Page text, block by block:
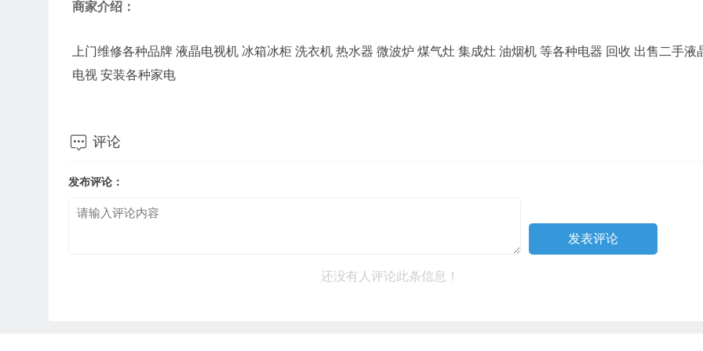
商家介绍：
上门维修各种品牌 液晶电视机 冰箱冰柜 洗衣机 热水器 微波炉 煤气灶 集成灶 油烟机 等各种电器 回收 出售二手液
电视 安装各种家电
 评论
发布评论：
还没有人评论此条信息！